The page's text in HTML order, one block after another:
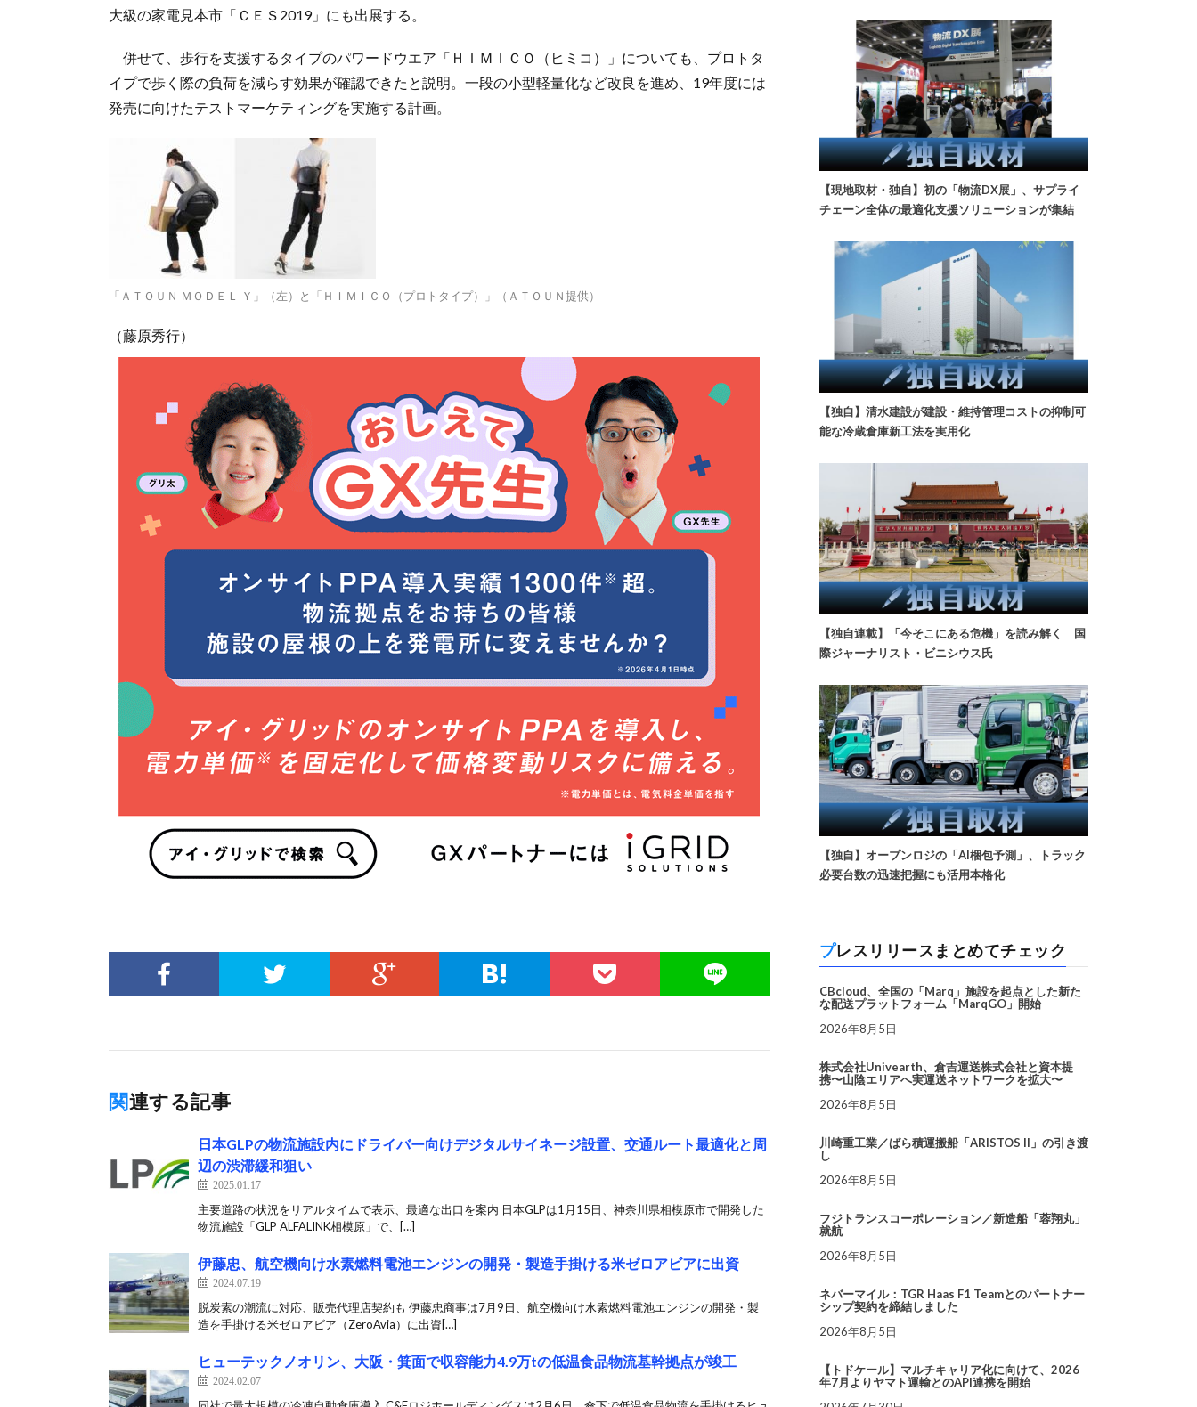
大級の家電見本市「ＣＥＳ2019」にも出展する。
併せて、歩行を支援するタイプのパワードウエア「ＨＩＭＩＣＯ（ヒミコ）」についても、プロトタ
イプで歩く際の負荷を減らす効果が確認できたと説明。一段の小型軽量化など改良を進め、19年度には
発売に向けたテストマーケティングを実施する計画。
「ＡＴＯＵＮ ＭＯＤＥＬ Ｙ」（左）と「ＨＩＭＩＣＯ（プロトタイプ）」（ＡＴＯＵＮ提供）
（藤原秀行）
関連する記事
日本GLPの物流施設内にドライバー向けデジタルサイネージ設置、交通ルート最適化と周
辺の渋滞緩和狙い
2025.01.17
主要道路の状況をリアルタイムで表示、最適な出口を案内 日本GLPは1月15日、神奈川県相模原市で開発した
物流施設「GLP ALFALINK相模原」で、[…]
伊藤忠、航空機向け水素燃料電池エンジンの開発・製造手掛ける米ゼロアビアに出資
2024.07.19
脱炭素の潮流に対応、販売代理店契約も 伊藤忠商事は7月9日、航空機向け水素燃料電池エンジンの開発・製
造を手掛ける米ゼロアビア（ZeroAvia）に出資[…]
ヒューテックノオリン、大阪・箕面で収容能力4.9万tの低温食品物流基幹拠点が竣工
2024.02.07
【現地取材・独自】初の「物流DX展」、サプライ
チェーン全体の最適化支援ソリューションが集結
【独自】清水建設が建設・維持管理コストの抑制可
能な冷蔵倉庫新工法を実用化
【独自連載】「今そこにある危機」を読み解く 国
際ジャーナリスト・ビニシウス氏
【独自】オープンロジの「AI梱包予測」、トラック
必要台数の迅速把握にも活用本格化
プレスリリースまとめてチェック
CBcloud、全国の「Marq」施設を起点とした新た
な配送プラットフォーム「MarqGO」開始
2026年8月5日
株式会社Univearth、倉吉運送株式会社と資本提
携〜山陰エリアへ実運送ネットワークを拡大〜
2026年8月5日
川崎重工業／ばら積運搬船「ARISTOS II」の引き渡
し
2026年8月5日
フジトランスコーポレーション／新造船「蓉翔丸」
就航
2026年8月5日
ネバーマイル：TGR Haas F1 Teamとのパートナー
シップ契約を締結しました
2026年8月5日
【トドケール】マルチキャリア化に向けて、2026
年7月よりヤマト運輸とのAPI連携を開始